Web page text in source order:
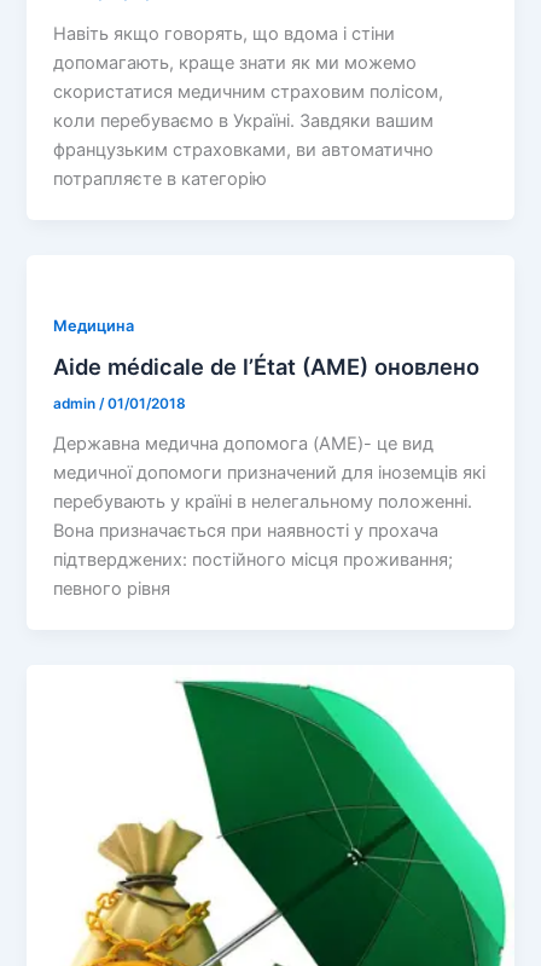
Навіть якщо говорять, що вдома і стіни
допомагають, краще знати як ми можемо
скористатися медичним страховим полісом,
коли перебуваємо в Україні. Завдяки вашим
французьким страховками, ви автоматично
потрапляєте в категорію
Медицина
Aide médicale de l’État (AME) оновлено
admin/01/01/2018
Державна медична допомога (AME)- це вид
медичної допомоги призначений для іноземців які
перебувають у країні в нелегальному положенні.
Вона призначається при наявності у прохача
підтверджених: постійного місця проживання;
певного рівня